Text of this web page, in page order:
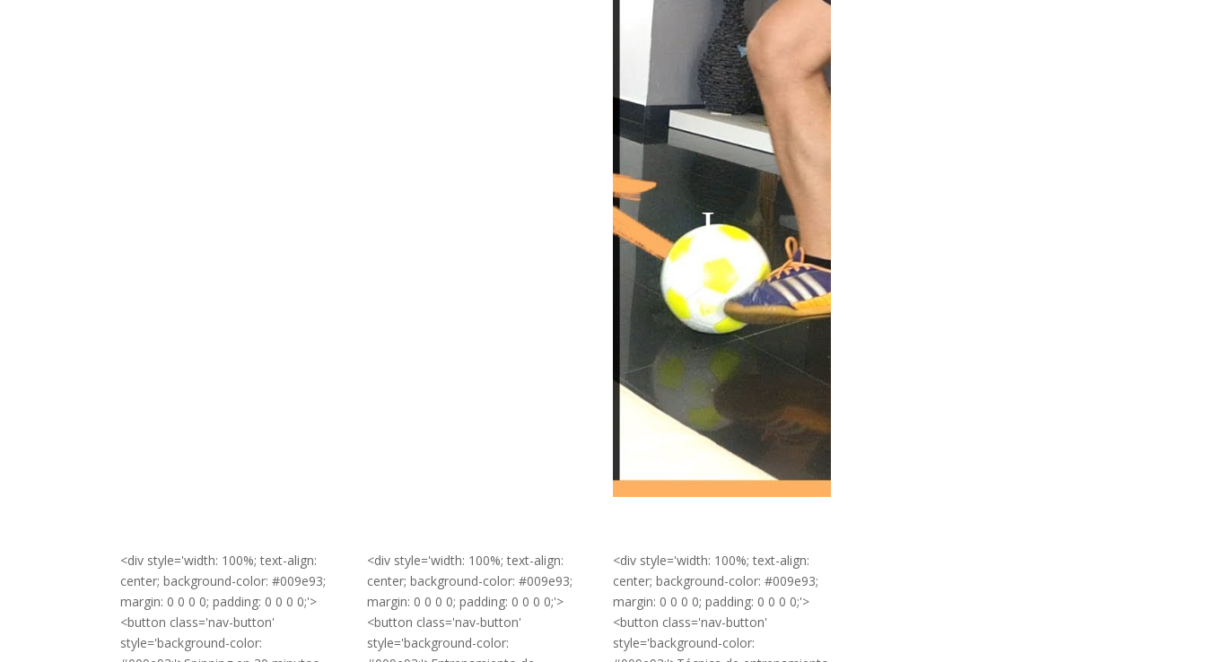
<div style='width: 100%; text-align:
center; background-color: #009e93;
margin: 0 0 0 0; padding: 0 0 0 0;'>
<button class='nav-button'
style='background-color:
<div style='width: 100%; text-align:
center; background-color: #009e93;
margin: 0 0 0 0; padding: 0 0 0 0;'>
<button class='nav-button'
style='background-color:
<div style='width: 100%; text-align:
center; background-color: #009e93;
margin: 0 0 0 0; padding: 0 0 0 0;'>
<button class='nav-button'
style='background-color: